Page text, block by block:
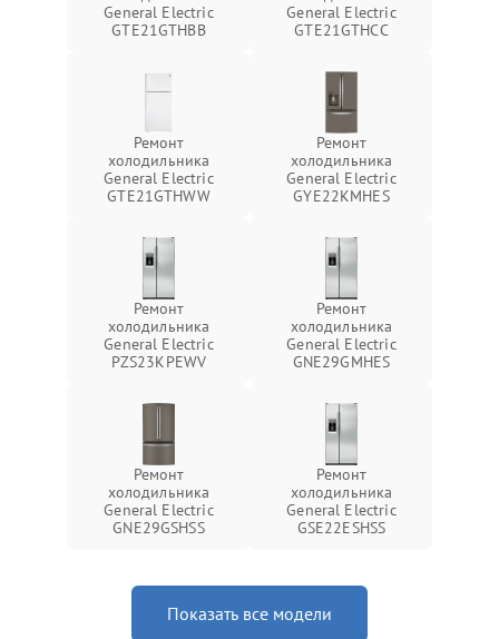
General Electric
GTE21GTHBB
General Electric
GTE21GTHCC
Ремонт
холодильника
General Electric
GTE21GTHWW
Ремонт
холодильника
General Electric
GYE22KMHES
Ремонт
холодильника
General Electric
PZS23KPEWV
Ремонт
холодильника
General Electric
GNE29GMHES
Ремонт
холодильника
General Electric
GNE29GSHSS
Ремонт
холодильника
General Electric
GSE22ESHSS
Показать все модели